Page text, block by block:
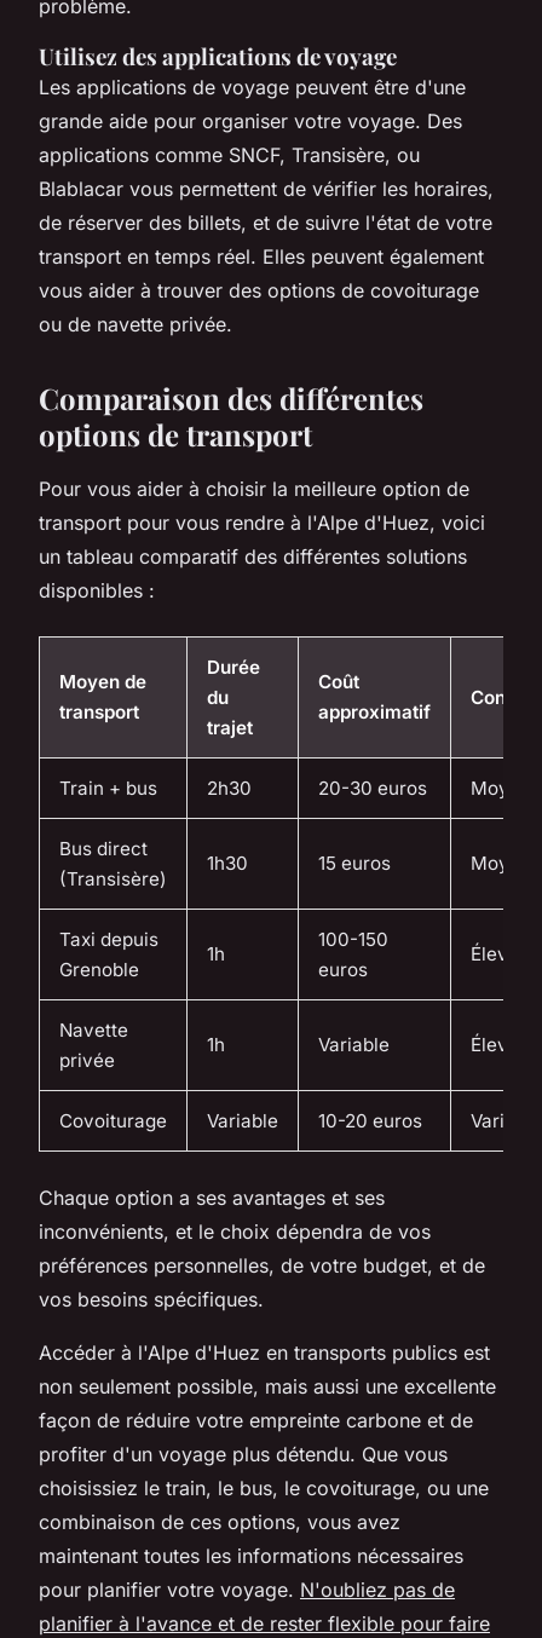
problème.
Utilisez des applications de voyage
Les applications de voyage peuvent être d'une
grande aide pour organiser votre voyage. Des
applications comme SNCF, Transisère, ou
Blablacar vous permettent de vérifier les horaires,
de réserver des billets, et de suivre l'état de votre
transport en temps réel. Elles peuvent également
vous aider à trouver des options de covoiturage
ou de navette privée.
Comparaison des différentes
options de transport
Pour vous aider à choisir la meilleure option de
transport pour vous rendre à l'Alpe d'Huez, voici
un tableau comparatif des différentes solutions
disponibles :
Moyen de
transport
Durée
du
trajet
Coût
approximatif
Confort
Train + bus 2h30 20-30 euros Moyen
Bus direct
(Transisère)
1h30 15 euros Moyen
Taxi depuis
Grenoble
1h
100-150
euros
Élevé
Navette
privée
1h Variable Élevé
Covoiturage Variable 10-20 euros Variable
Chaque option a ses avantages et ses
inconvénients, et le choix dépendra de vos
préférences personnelles, de votre budget, et de
vos besoins spécifiques.
Accéder à l'Alpe d'Huez en transports publics est
non seulement possible, mais aussi une excellente
façon de réduire votre empreinte carbone et de
profiter d'un voyage plus détendu. Que vous
choisissiez le train, le bus, le covoiturage, ou une
combinaison de ces options, vous avez
maintenant toutes les informations nécessaires
pour planifier votre voyage. N'oubliez pas de
planifier à l'avance et de rester flexible pour faire